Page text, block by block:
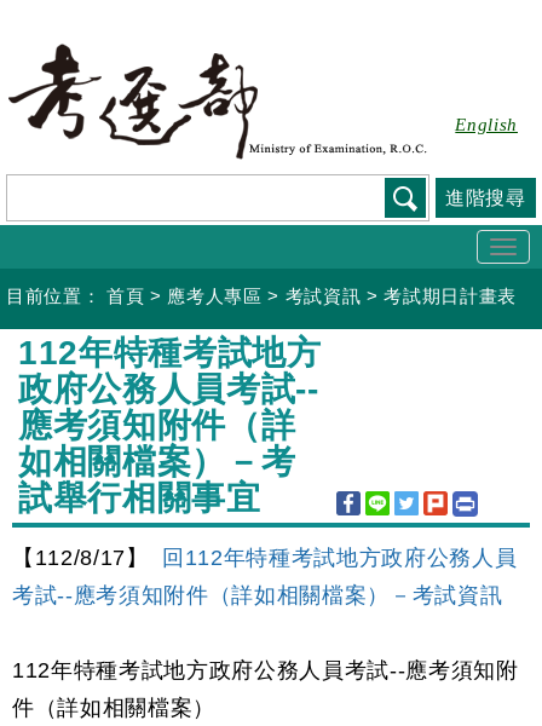
要
容
English
進階搜尋
目前位置： 首頁 > 應考人專區 > 考試資訊 >考試期日計畫表
:::
112年特種考試地方
政府公務人員考試--
應考須知附件（詳
如相關檔案）－考
試舉行相關事宜
【112/8/17】
回112年特種考試地方政府公務人員
考試--應考須知附件（詳如相關檔案）－考試資訊
112年特種考試地方政府公務人員考試--應考須知附
件（詳如相關檔案）